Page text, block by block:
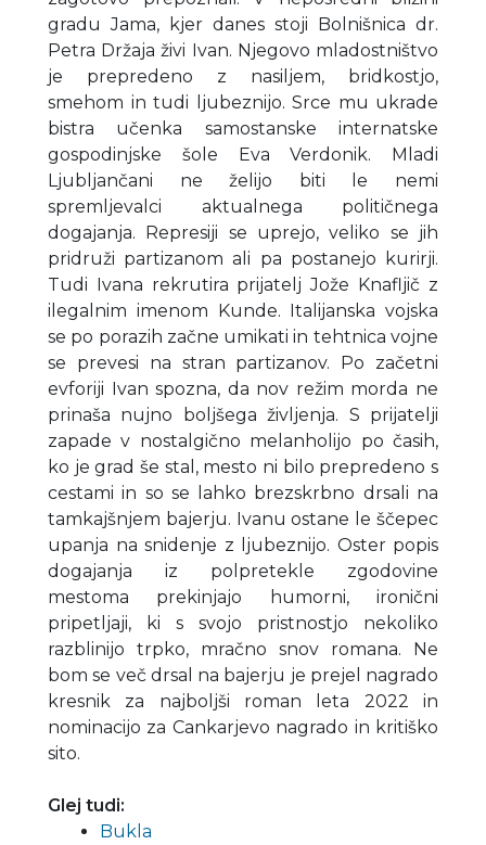
gradu Jama, kjer danes stoji Bolnišnica dr.
Petra Držaja živi Ivan. Njegovo mladostništvo
je prepredeno z nasiljem, bridkostjo,
smehom in tudi ljubeznijo. Srce mu ukrade
bistra učenka samostanske internatske
gospodinjske šole Eva Verdonik. Mladi
Ljubljančani ne želijo biti le nemi
spremljevalci aktualnega političnega
dogajanja. Represiji se uprejo, veliko se jih
pridruži partizanom ali pa postanejo kurirji.
Tudi Ivana rekrutira prijatelj Jože Knafljič z
ilegalnim imenom Kunde. Italijanska vojska
se po porazih začne umikati in tehtnica vojne
se prevesi na stran partizanov. Po začetni
evforiji Ivan spozna, da nov režim morda ne
prinaša nujno boljšega življenja. S prijatelji
zapade v nostalgično melanholijo po časih,
ko je grad še stal, mesto ni bilo prepredeno s
cestami in so se lahko brezskrbno drsali na
tamkajšnjem bajerju. Ivanu ostane le ščepec
upanja na snidenje z ljubeznijo. Oster popis
dogajanja iz polpretekle zgodovine
mestoma prekinjajo humorni, ironični
pripetljaji, ki s svojo pristnostjo nekoliko
razblinijo trpko, mračno snov romana. Ne
bom se več drsal na bajerju je prejel nagrado
kresnik za najboljši roman leta 2022 in
nominacijo za Cankarjevo nagrado in kritiško
sito.
Glej tudi:
Bukla